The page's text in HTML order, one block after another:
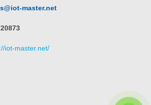
master.net
iot-master.net/